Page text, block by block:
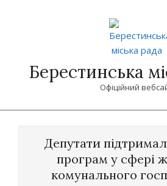
Берестинська
Офіційний
Депутати
програм у сфері
комунального